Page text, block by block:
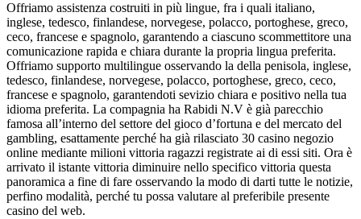
Offriamo assistenza costruiti in più lingue, fra i quali italiano,
inglese, tedesco, finlandese, norvegese, polacco, portoghese, greco,
ceco, francese e spagnolo, garantendo a ciascuno scommettitore una
comunicazione rapida e chiara durante la propria lingua preferita.
Offriamo supporto multilingue osservando la della penisola, inglese,
tedesco, finlandese, norvegese, polacco, portoghese, greco, ceco,
francese e spagnolo, garantendoti sevizio chiara e positivo nella tua
idioma preferita. La compagnia ha Rabidi N.V è già parecchio
famosa all’interno del settore del gioco d’fortuna e del mercato del
gambling, esattamente perché ha già rilasciato 30 casino negozio
online mediante milioni vittoria ragazzi registrate ai di essi siti. Ora è
arrivato il istante vittoria diminuire nello specifico vittoria questa
panoramica a fine di fare osservando la modo di darti tutte le notizie,
perfino modalità, perché tu possa valutare al preferibile presente
casino del web.